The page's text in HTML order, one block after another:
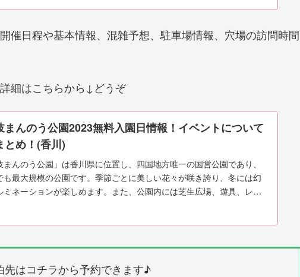
催日程や基本情報、混雑予想、駐車場情報、穴場の訪問時間
細はこちらから↓どうぞ
まんのう公園2023無料入園日情報！イベントについて
とめ！(香川)
まんのう公園」は香川県に位置し、四国地方唯一の国営公園であり、
も最大規模の公園です。季節ごとに美しい花々が咲き誇り、冬には幻
ミネーションが楽しめます。また、公園内には芝生広場、遊具、レス
はコチラから予約できます♪